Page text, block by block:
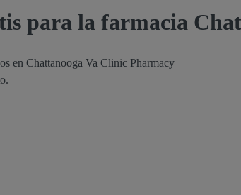
para la farmacia
en Chattanooga Va Clinic Pharmacy